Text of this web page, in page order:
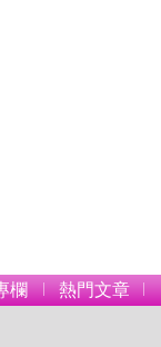
欄 熱門文章